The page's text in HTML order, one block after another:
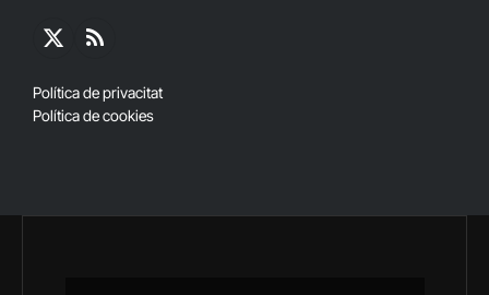
X
RSS
Política de privacitat
Política de cookies